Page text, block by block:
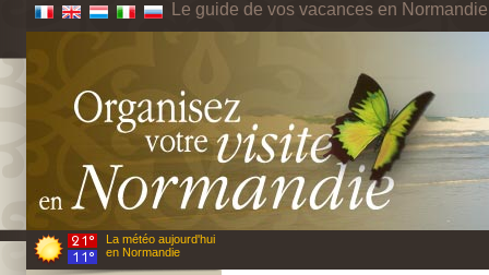
Le guide de vos vacances en Normandie
La météo aujourd'hui
en Normandie